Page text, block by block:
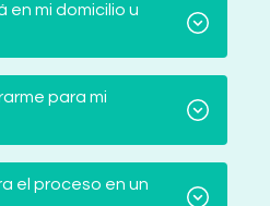
en mi domicilio u
para mi
el proceso en un